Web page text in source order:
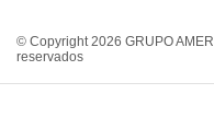
© Copyright 2026 GRUPO
reservados